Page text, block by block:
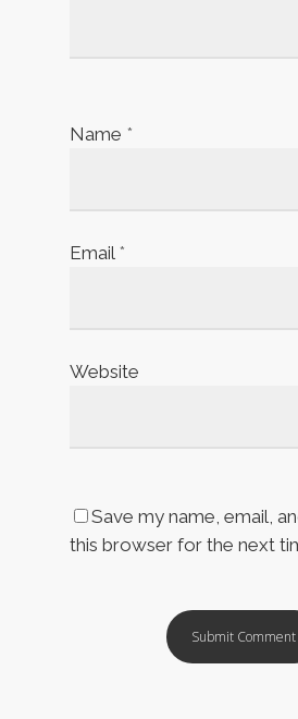
Name *
Email *
Website
Save my name, email,
this browser for the next